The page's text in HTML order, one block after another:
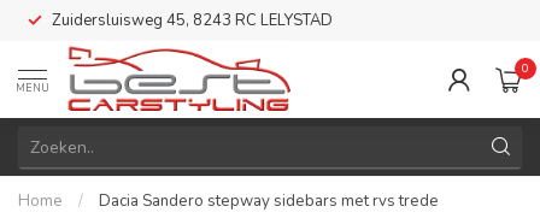
Zuidersluisweg 45, 8243 RC LELYSTAD
MENU
0
Home / Dacia Sandero stepway sidebars met rvs trede